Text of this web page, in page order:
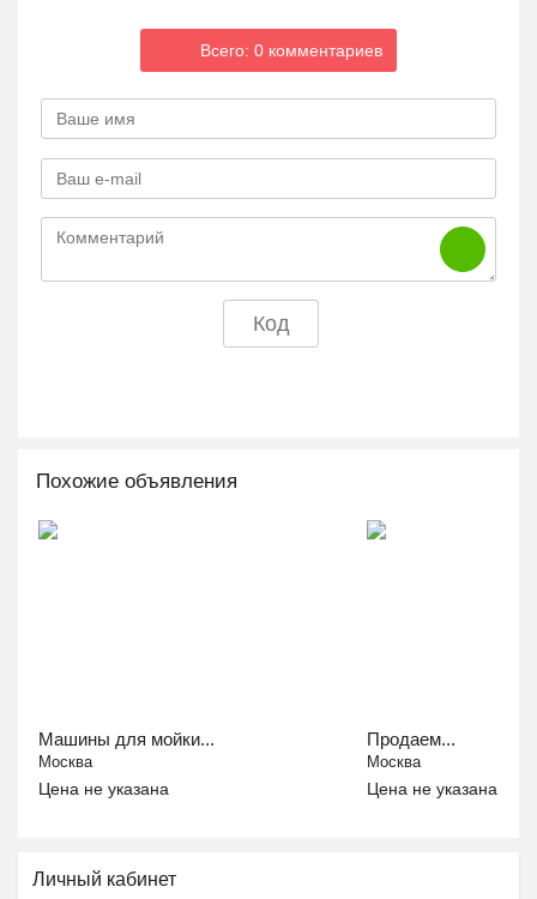
Всего: 0 комментариев
Похожие объявления
Машины для мойки...
Москва
Цена не указана
Продаем...
Москва
Цена не указана
Личный кабинет